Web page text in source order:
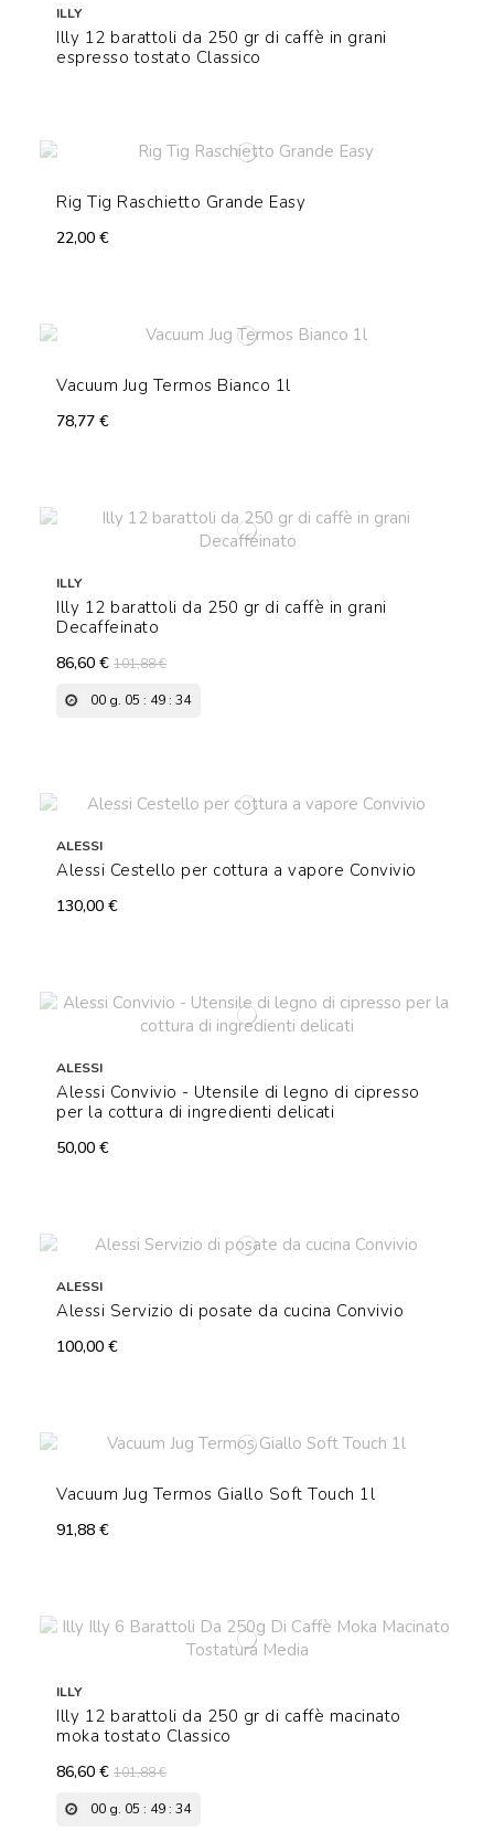
ILLY
Illy 12 barattoli da 250 gr di caffè in grani
espresso tostato Classico
Rig Tig Raschietto Grande Easy
22,00 €
Vacuum Jug Termos Bianco 1l
78,77 €
ILLY
Illy 12 barattoli da 250 gr di caffè in grani
Decaffeinato
86,60 €101,88 €
00g. 05 : 49: 33
ALESSI
Alessi Cestello per cottura a vapore Convivio
130,00 €
ALESSI
Alessi Convivio - Utensile di legno di cipresso
per la cottura di ingredienti delicati
50,00 €
ALESSI
Alessi Servizio di posate da cucina Convivio
100,00 €
Vacuum Jug Termos Giallo Soft Touch 1l
91,88 €
ILLY
Illy 12 barattoli da 250 gr di caffè macinato
moka tostato Classico
86,60 €101,88 €
00g. 05 : 49: 33